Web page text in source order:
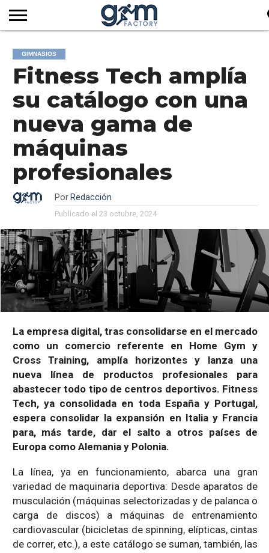
REVISTA
GYM
FACTORY
TV
CLUB
DE
SOCIOS
EMPRESAS
DEL
SECTOR
SERVICIOS
AUDIOVISUALES
MÁS
NOTICIAS
SUSCRIPCIÓN
GIMNASIOS
Fitness Tech amplía
su catálogo con una
nueva gama de
máquinas
profesionales
Por Redacción
Publicado el 23 octubre, 2024
La empresa digital, tras consolidarse en el mercado
como un comercio referente en Home Gym y
Cross Training, amplía horizontes y lanza una
nueva línea de productos profesionales para
abastecer todo tipo de centros deportivos. Fitness
Tech, ya consolidada en toda España y Portugal,
espera consolidar la expansión en Italia y Francia
para, más tarde, dar el salto a otros países de
Europa como Alemania y Polonia.
La línea, ya en funcionamiento, abarca una gran
variedad de maquinaria deportiva: Desde aparatos de
musculación (máquinas selectorizadas y de palanca o
carga de discos) a máquinas de entrenamiento
cardiovascular (bicicletas de spinning, elípticas, cintas
de correr, etc.), a este catálogo se suman, también, las